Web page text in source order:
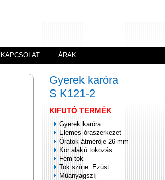
KAPCSOLAT ÁRAK
Gyerek karóra
S K121-2
KIFUTÓ TERMÉK
Gyerek karóra
Elemes óraszerkezet
Óratok átmérője 26 mm
Kör alakú tokozás
Fém tok
Tok színe: Ezüst
Műanyagszíj